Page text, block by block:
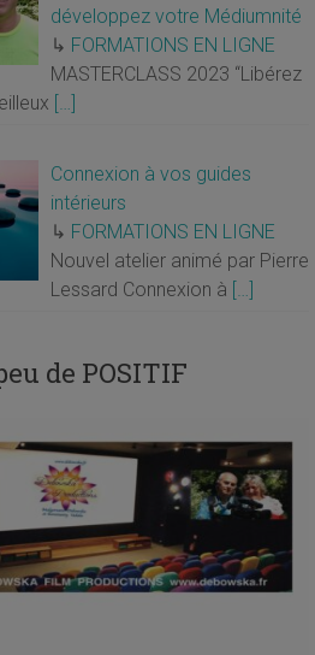
développez votre Médiumnité
↳ FORMATIONS EN LIGNE
MASTERCLASS 2023 “Libérez
[…]
Connexion à vos guides
intérieurs
↳ FORMATIONS EN LIGNE
Nouvel atelier animé par Pierre
Lessard Connexion à […]
de POSITIF